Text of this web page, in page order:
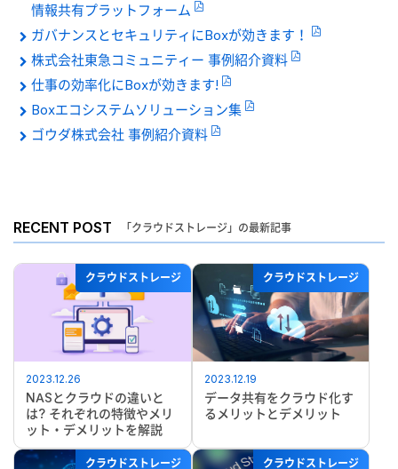
情報共有プラットフォーム
ガバナンスとセキュリティにBoxが効きます！
株式会社東急コミュニティー 事例紹介資料
仕事の効率化にBoxが効きます!
Boxエコシステムソリューション集
ゴウダ株式会社 事例紹介資料
RECENT POST 「クラウドストレージ」の最新記事
クラウドストレージ
2023.12.26
NASとクラウドの違いと
は? それぞれの特徴やメリ
ット・デメリットを解説
クラウドストレージ
2023.12.19
データ共有をクラウド化す
るメリットとデメリット
クラウドストレージ クラウドストレージ